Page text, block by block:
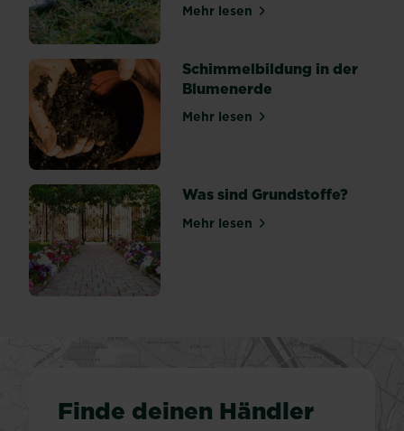
Mehr lesenüber Was ist ein
Schimmelbildung in der
Blumenerde
Mehr lesenüber Schimmelbildung in
Was sind Grundstoffe?
Mehr lesenüber Was sind Grundstoffe?
Finde deinen Händler